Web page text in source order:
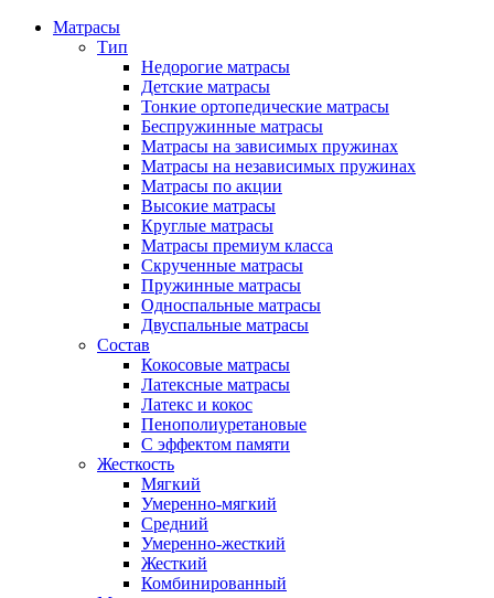
Матрасы
Тип
Недорогие матрасы
Детские матрасы
Тонкие ортопедические матрасы
Беспружинные матрасы
Матрасы на зависимых пружинах
Матрасы на независимых пружинах
Матрасы по акции
Высокие матрасы
Круглые матрасы
Матрасы премиум класса
Скрученные матрасы
Пружинные матрасы
Односпальные матрасы
Двуспальные матрасы
Состав
Кокосовые матрасы
Латексные матрасы
Латекс и кокос
Пенополиуретановые
С эффектом памяти
Жесткость
Мягкий
Умеренно-мягкий
Средний
Умеренно-жесткий
Жесткий
Комбинированный